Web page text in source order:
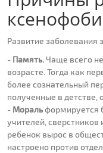
Развитие заболевания
- Память.Чаще всего
возрасте. Тогда как
более сознательный
полученные в
- Моральформируется
учителей,
ребенок вырос в
настроено против